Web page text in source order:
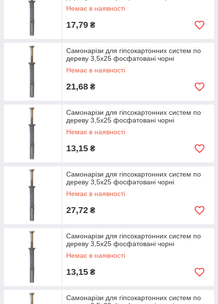
Немає в наявності
17,79 ₴
Самонарізи для гіпсокартонних систем по
дереву 3,5х25 фосфатовані чорні
Немає в наявності
21,68 ₴
Самонарізи для гіпсокартонних систем по
дереву 3,5х25 фосфатовані чорні
Немає в наявності
13,15 ₴
Самонарізи для гіпсокартонних систем по
дереву 3,5х25 фосфатовані чорні
Немає в наявності
27,72 ₴
Самонарізи для гіпсокартонних систем по
дереву 3,5х25 фосфатовані чорні
Немає в наявності
13,15 ₴
Самонарізи для гіпсокартонних систем по